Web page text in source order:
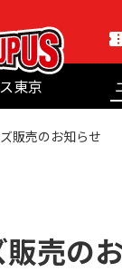
東京
販売のお知らせ
売の